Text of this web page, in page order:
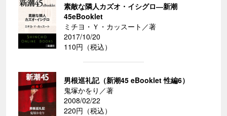
素敵な隣人カズオ・イシグロ―新潮
45eBooklet
ミチヨ・Ｙ・カッスート／著
2017/10/20
110円（税込）
男根巡礼記（新潮45 eBooklet 性編6）
鬼塚かをり／著
2008/02/22
220円（税込）